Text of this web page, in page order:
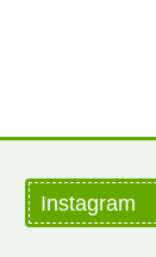
Instagram